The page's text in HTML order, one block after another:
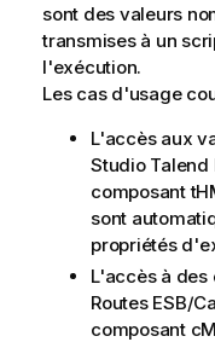
sont des valeurs
transmises à un
l'exécution.
Les cas d'usage
L'accès aux
Studio Talend
composant
sont
propriétés
L'accès à des
Routes ESB/
composant